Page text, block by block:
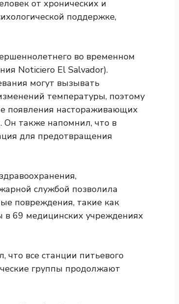
от хронических и
поддержке,
могут вызывать
температуры, поэтому
появления настораживающих
также напомнил, что в
для предотвращения
службой позволила
повреждения, такие как
в 69 медицинских учреждениях
все станции питьевого
группы продолжают